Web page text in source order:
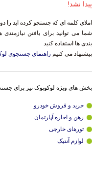
پیدا نشد!
املای کلمه ای که جستجو کرده اید را
شما می توانید برای یافتن
بندی ها استفاده کنید
پیشنهاد می کنیم راهنمای جستجوی
بخش های ویژه لوکوپوک نیز برای
خرید و فروش خودرو
رهن و اجاره آپارتمان
تورهای خارجی
لوازم آنتیک